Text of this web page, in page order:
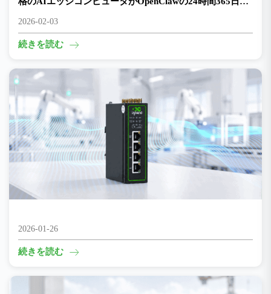
働を維持
2026-02-03
続きを読む
自動化された生産ラインを真に制御可能かつ可視化する
2026-01-26
続きを読む